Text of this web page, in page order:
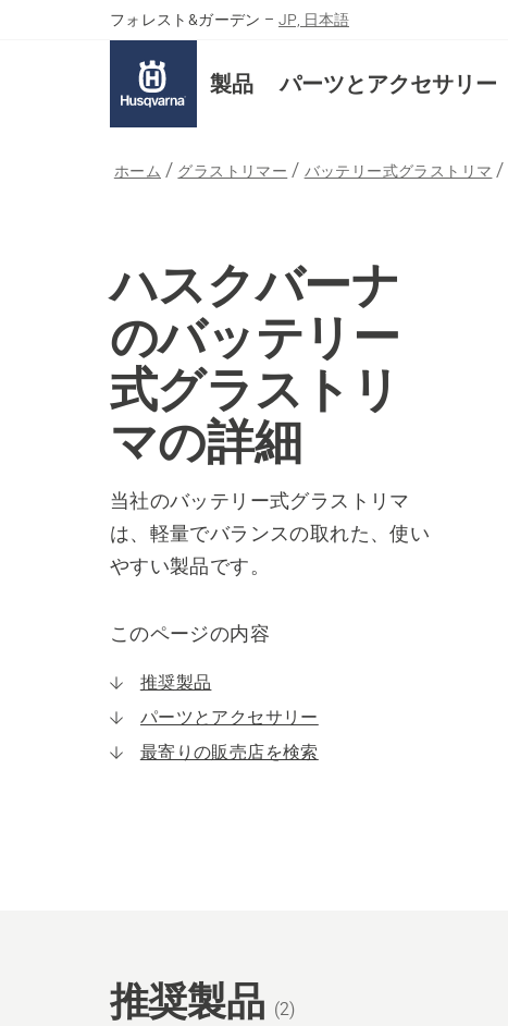
フォレスト&ガーデン – JP, 日本語
製品 パーツとアクセサリー
ホーム グラストリマー バッテリー式グラストリマ
ハスクバーナ
のバッテリー
式グラストリ
マの詳細
当社のバッテリー式グラストリマ
は、軽量でバランスの取れた、使い
やすい製品です。
このページの内容
推奨製品
パーツとアクセサリー
最寄りの販売店を検索
推奨製品 (2)